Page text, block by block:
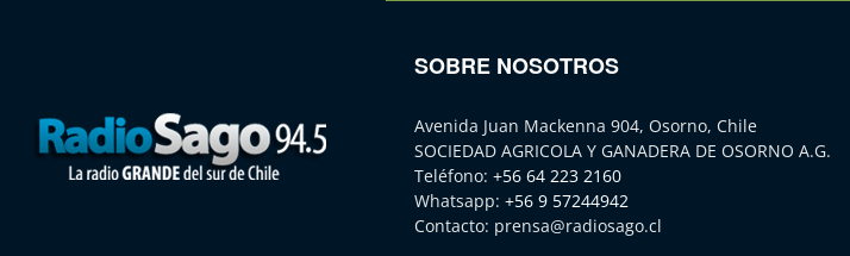
SOBRE NOSOTROS
Avenida Juan Mackenna 904, Osorno, Chile
SOCIEDAD AGRICOLA Y GANADERA DE OSORNO A.G.
Teléfono: +56 64 223 2160
Whatsapp: +56 9 57244942
Contacto: prensa@radiosago.cl